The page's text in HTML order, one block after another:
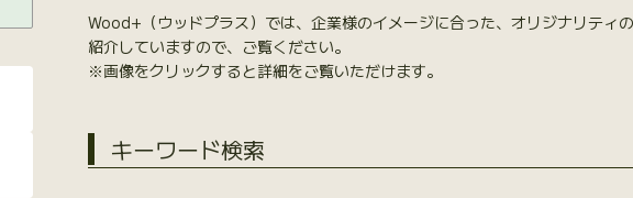
Wood+（ウッドプラス）では、企業様のイメージに合った、オリジナリティ
紹介していますので、ご覧ください。
※画像をクリックすると詳細をご覧いただけます。
キーワード検索